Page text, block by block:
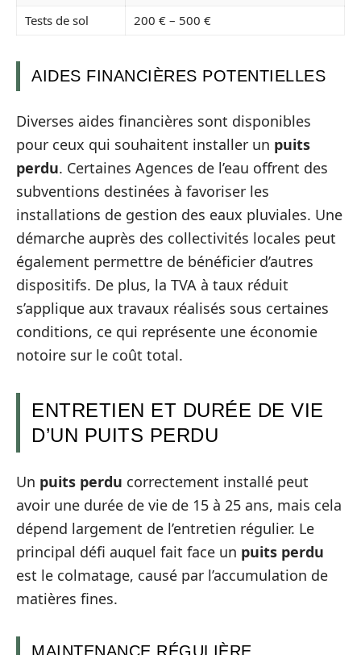
Tests de sol
200 € – 500 €
AIDES FINANCIÈRES POTENTIELLES
Diverses aides financières sont disponibles
pour ceux qui souhaitent installer un puits
perdu. Certaines Agences de l’eau offrent des
subventions destinées à favoriser les
installations de gestion des eaux pluviales. Une
démarche auprès des collectivités locales peut
également permettre de bénéficier d’autres
dispositifs. De plus, la TVA à taux réduit
s’applique aux travaux réalisés sous certaines
conditions, ce qui représente une économie
notoire sur le coût total.
ENTRETIEN ET DURÉE DE VIE
D’UN PUITS PERDU
Un puits perdu correctement installé peut
avoir une durée de vie de 15 à 25 ans, mais cela
dépend largement de l’entretien régulier. Le
principal défi auquel fait face un puits perdu
est le colmatage, causé par l’accumulation de
matières fines.
MAINTENANCE RÉGULIÈRE